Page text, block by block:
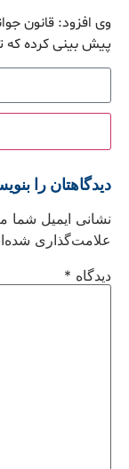
وی افزود: قانون
پیش بینی کرده که تا ۳۴ درصد حقوق این افراد افزایش
دیدگاهتان را
نشانی ایمیل شما
علامت‌گذاری
دیدگاه *